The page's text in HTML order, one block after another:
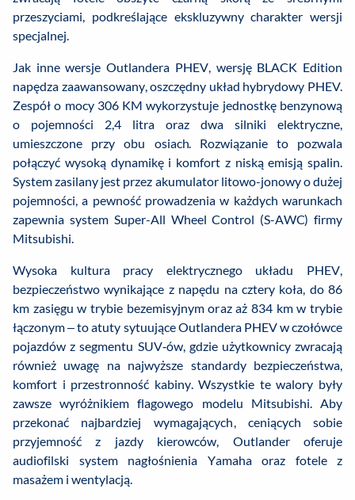
przeszyciami, podkreślające ekskluzywny charakter wersji
specjalnej.
Jak inne wersje Outlandera PHEV, wersję BLACK Edition
napędza zaawansowany, oszczędny układ hybrydowy PHEV.
Zespół o mocy 306 KM wykorzystuje jednostkę benzynową
o pojemności 2,4 litra oraz dwa silniki elektryczne,
umieszczone przy obu osiach. Rozwiązanie to pozwala
połączyć wysoką dynamikę i komfort z niską emisją spalin.
System zasilany jest przez akumulator litowo-jonowy o dużej
pojemności, a pewność prowadzenia w każdych warunkach
zapewnia system Super-All Wheel Control (S-AWC) firmy
Mitsubishi.
Wysoka kultura pracy elektrycznego układu PHEV,
bezpieczeństwo wynikające z napędu na cztery koła, do 86
km zasięgu w trybie bezemisyjnym oraz aż 834 km w trybie
łączonym – to atuty sytuujące Outlandera PHEV w czołówce
pojazdów z segmentu SUV‑ów, gdzie użytkownicy zwracają
również uwagę na najwyższe standardy bezpieczeństwa,
komfort i przestronność kabiny. Wszystkie te walory były
zawsze wyróżnikiem flagowego modelu Mitsubishi. Aby
przekonać najbardziej wymagających, ceniących sobie
przyjemność z jazdy kierowców, Outlander oferuje
audiofilski system nagłośnienia Yamaha oraz fotele z
masażem i wentylacją.